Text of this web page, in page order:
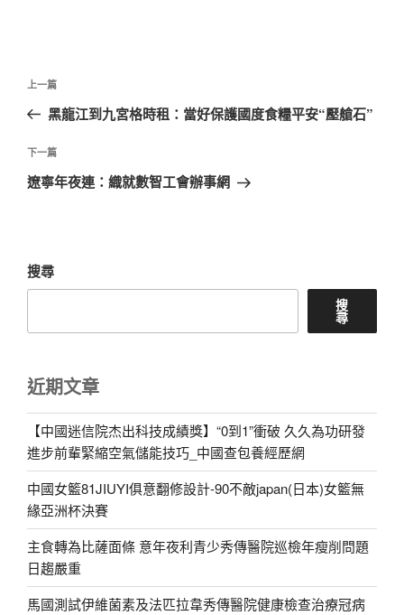
文
導
覽
上
一
文
章
上一篇
黑龍江到九宮格時租：當好保護國度食糧平安“壓艙石”
下
一
下一篇
遼寧年夜連：織就數智工會辦事網
搜尋
搜
尋
近期文章
【中國迷信院杰出科技成績獎】“0到1”衝破 久久為功研發
進步前輩緊縮空氣儲能技巧_中國查包養經歷網
中國女籃81JIUYI俱意翻修設計-90不敵japan(日本)女籃無
緣亞洲杯決賽
主食轉為比薩面條 意年夜利青少秀傳醫院巡檢年瘦削問題
日趨嚴重
馬國測試伊維菌素及法匹拉韋秀傳醫院健康檢查治療冠病